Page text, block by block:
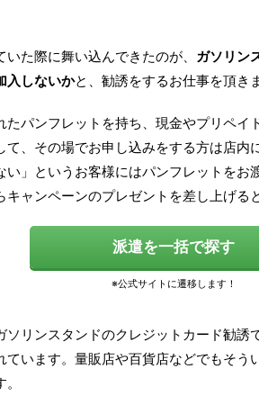
た際に舞い込んできたのが、 ガソリン
入しないかと、勧誘をするお仕事を頂き
たパンフレットを持ち、現金やプリペイ
て、その場でお申し込みをする方は店内
い」というお客様にはパンフレットをお
キャンペーンのプレゼントを差し上げる
派遣を一括で探す
ソリンスタンドのクレジットカード勧誘
ています。量販店や百貨店などでもそう